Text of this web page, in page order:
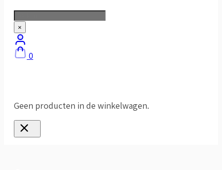
Zoeken
×
0
Geen producten in de winkelwagen.